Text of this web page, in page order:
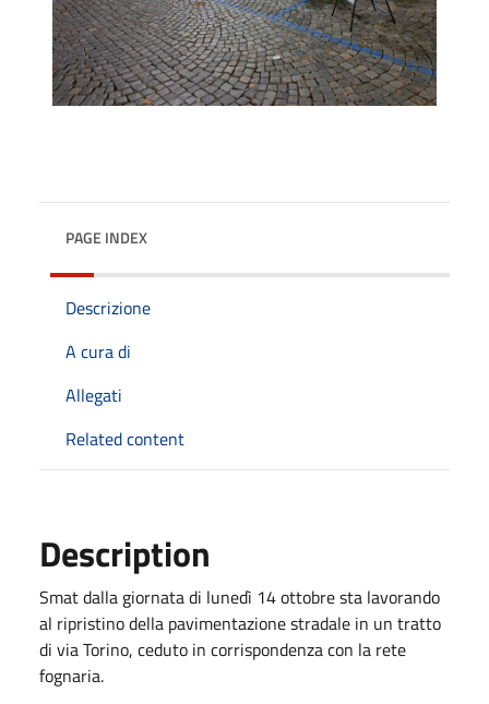
PAGE INDEX
Descrizione
A cura di
Allegati
Related content
Description
Smat dalla giornata di lunedì 14 ottobre sta lavorando
al ripristino della pavimentazione stradale in un tratto
di via Torino, ceduto in corrispondenza con la rete
fognaria.